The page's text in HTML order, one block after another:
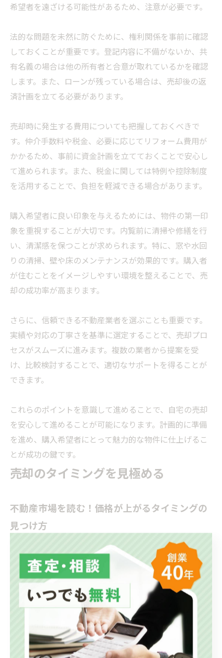
希望者を遠ざける可能性があるため、注意が必要です。
法的な問題を未然に防ぐために、権利関係を事前に確認
しておくことが重要です。登記内容に不備がないか、共
有名義の場合は他の所有者と合意が取れているかを確認
します。また、ローンが残っている場合は、売却後の返
済計画を立てる必要があります。
売却時に発生する費用についても把握しておくべきで
す。仲介手数料や税金、必要に応じてリフォーム費用が
かかるため、事前に資金計画を立てておくことで安心し
て進められます。また、税金に関しては特例や控除制度
を活用することで、負担を軽減できる場合があります。
購入希望者に良い印象を与えるためには、物件の第一印
象を重視することが大切です。内覧前に清掃や修繕を行
い、清潔感を保つことが求められます。特に、窓や水回
りの清掃、壁や床のメンテナンスが効果的です。購入者
が住むことをイメージしやすい環境を整えることで、売
却の成功率が高まります。
さらに、信頼できる不動産業者を選ぶことも重要です。
実績や対応の丁寧さを基準に選定することで、売却プロ
セスがスムーズに進みます。複数の業者から提案を受
け、比較検討することで、適切なサポートを得ることが
できます。
これらのポイントを意識して進めることで、自宅の売却
を安心して進めることが可能になります。計画的に準備
を進め、購入希望者にとって魅力的な物件に仕上げるこ
とが成功の鍵です。
売却のタイミングを見極める
不動産市場を読む！価格が上がるタイミングの
見つけ方
不動産を高値で売却するためには、適切なタイミングを
見極めることが重要です。不動産市場の動向や季節の影
響を把握し、計画的に売却を進めることで、より良い条
件で売却するチャンスが高まります。
不動産価格に影響を与える要因には、経済状況や金利の
動向、地域ごとの需要と供給のバランスがあります。経